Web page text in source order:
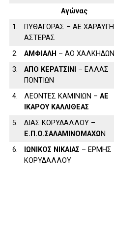
Αγώνας
1.
ΠΥΘΑΓΟΡΑΣ – ΑΕ ΧΑΡΑΥΓΗ
ΑΣΤΕΡΑΣ
2. ΑΜΦΙΑΛΗ – ΑΟ ΧΑΛΚΗΔΩΝ
3.
ΑΠΟ ΚΕΡΑΤΣΙΝΙ
– ΕΛΛΑΣ
ΠΟΝΤΙΩΝ
4. ΛΕΟΝΤΕΣ ΚΑΜΙΝΙΩΝ –ΑΕ
ΙΚΑΡΟΥ ΚΑΛΛΙΘΕΑΣ
5.
ΔΙΑΣ ΚΟΡΥΔΑΛΛΟΥ –
Ε.Π.Ο.ΣΑΛΑΜΙΝΟΜΑΧΩΝ
6. ΙΩΝΙΚΟΣ ΝΙΚΑΙΑΣ – ΕΡΜΗΣ
ΚΟΡΥΔΑΛΛΟΥ